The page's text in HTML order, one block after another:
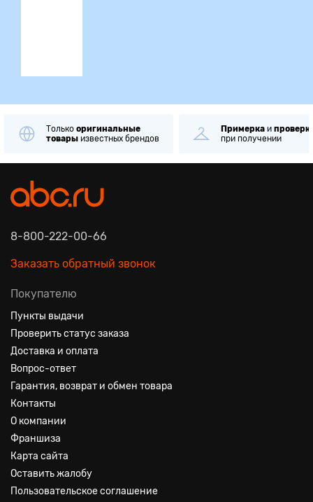
Только оригинальные
товарыизвестных брендов
Примеркаипроверка
при получении
8-800-222-00-66
Заказать обратный звонок
Покупателю
Пункты выдачи
Проверить статус заказа
Доставка и оплата
Вопрос-ответ
Гарантия, возврат и обмен товара
Контакты
О компании
Франшиза
Карта сайта
Оставить жалобу
Пользовательское соглашение